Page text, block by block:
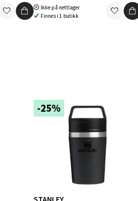
Ikke på nettlager
Finnes i 1 butikk
-25%
STANLEY